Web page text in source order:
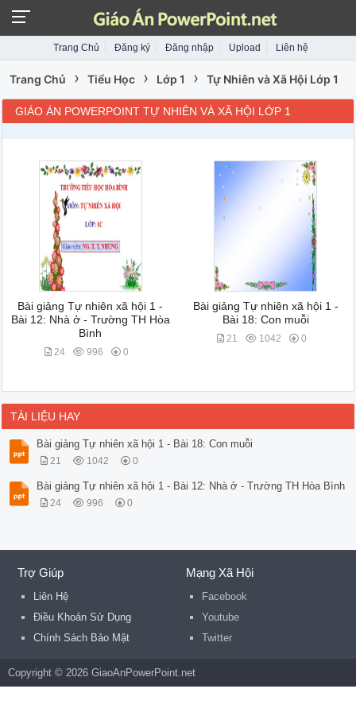
Trang Chủ Đăng ký Đăng nhập Upload Liên hệ
Trang Chủ › Tiểu Học › Lớp 1 › Tự Nhiên và Xã Hội Lớp 1
GIÁO ÁN POWERPOINT TỰ NHIÊN VÀ XÃ HỘI LỚP 1
Bài giảng Tự nhiên xã hội 1 -
Bài 12: Nhà ở - Trường TH Hòa
Bình
24 996 0
Bài giảng Tự nhiên xã hội 1 -
Bài 18: Con muỗi
21 1042 0
TÀI LIỆU HAY
Bài giảng Tự nhiên xã hội 1 - Bài 18: Con muỗi
21 1042 0
Bài giảng Tự nhiên xã hội 1 - Bài 12: Nhà ở - Trường TH Hòa Bình
24 996 0
Trợ Giúp
Liên Hệ
Điều Khoản Sử Dụng
Chính Sách Bảo Mật
Mạng Xã Hội
Facebook
Youtube
Twitter
Copyright © 2026 GiaoAnPowerPoint.net